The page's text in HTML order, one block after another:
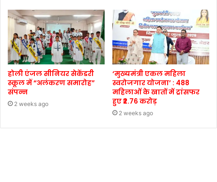
होली एंजल सीनियर सेकेंडरी
स्कूल में “अलंकरण समारोह”
संपन्न
2 weeks ago
‘मुख्यमंत्री एकल महिला
स्वरोजगार योजना’ : 488
महिलाओं के खातों में ट्रांसफर
हुए ₹2.76 करोड़
2 weeks ago